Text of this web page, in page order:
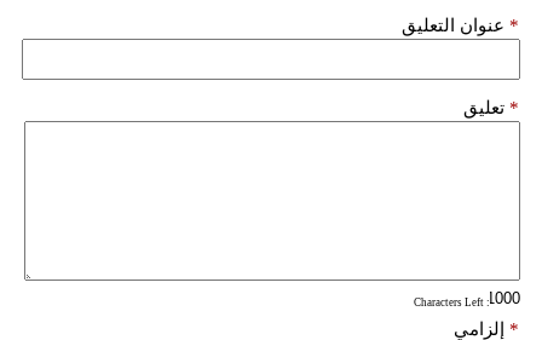
عنوان التعليق *
تعليق *
: Characters Left
إلزامي *